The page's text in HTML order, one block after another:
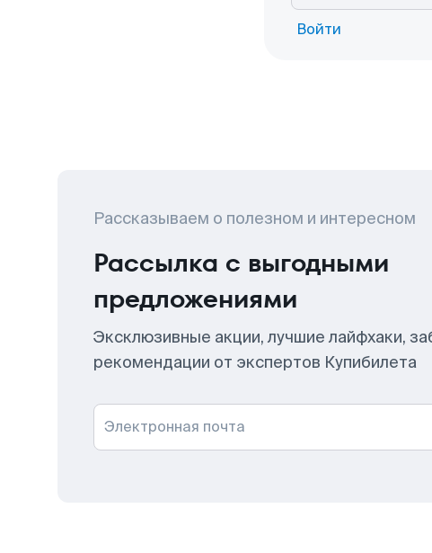
Войти
Рассказываем о полезном и интересном
Рассылка с выгодными
предложениями
Эксклюзивные акции, лучшие лайфхаки,
рекомендации от экспертов Купибилета
Электронная почта